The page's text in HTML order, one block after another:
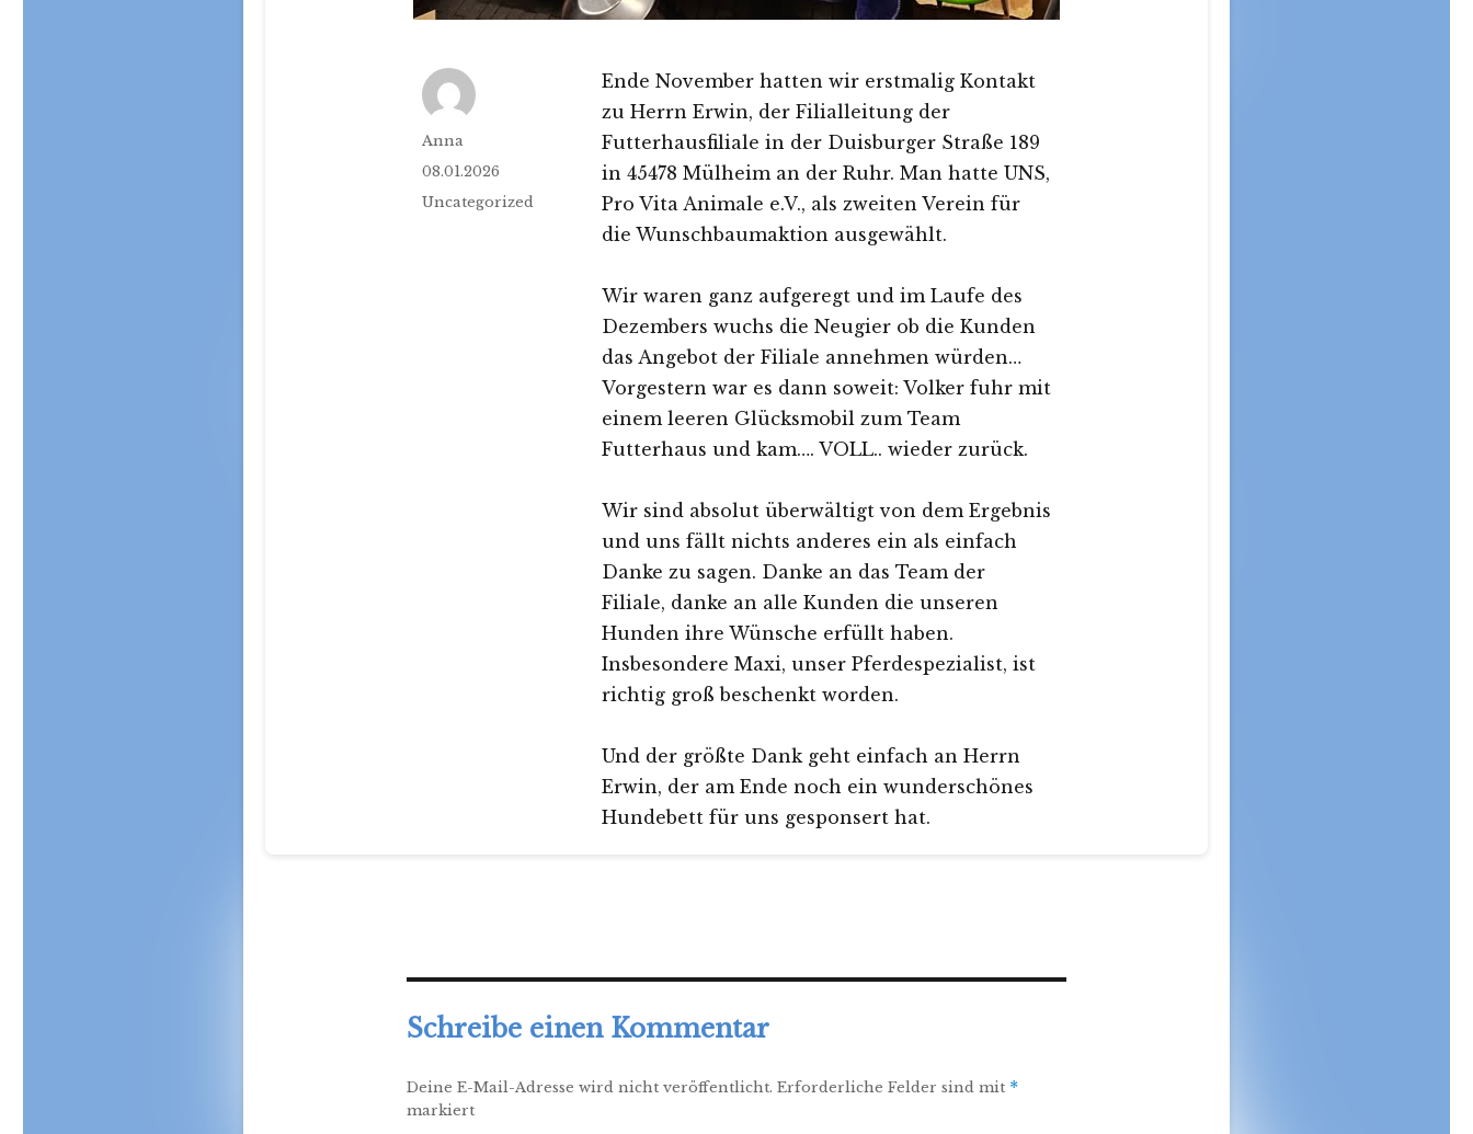
Ende November hatten wir erstmalig Kontakt
zu Herrn Erwin, der Filialleitung der
Futterhausfiliale in der Duisburger Straße 189
in 45478 Mülheim an der Ruhr. Man hatte UNS,
Pro Vita Animale e.V., als zweiten Verein für
die Wunschbaumaktion ausgewählt.
Wir waren ganz aufgeregt und im Laufe des
Dezembers wuchs die Neugier ob die Kunden
das Angebot der Filiale annehmen würden…
Vorgestern war es dann soweit: Volker fuhr mit
einem leeren Glücksmobil zum Team
Futterhaus und kam…. VOLL.. wieder zurück.
Wir sind absolut überwältigt von dem Ergebnis
und uns fällt nichts anderes ein als einfach
Danke zu sagen. Danke an das Team der
Filiale, danke an alle Kunden die unseren
Hunden ihre Wünsche erfüllt haben.
Insbesondere Maxi, unser Pferdespezialist, ist
richtig groß beschenkt worden.
Und der größte Dank geht einfach an Herrn
Erwin, der am Ende noch ein wunderschönes
Hundebett für uns gesponsert hat.
Autor
Anna
Veröffentlicht
am
08.01.2026
Kategorien
Uncategorized
Schreibe einen Kommentar
Deine E-Mail-Adresse wird nicht veröffentlicht. Erforderliche Felder sind mit *
markiert